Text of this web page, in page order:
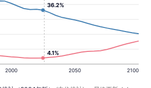
2000 2050 2100
36.2%
4.1%